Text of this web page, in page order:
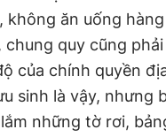
không ăn uống
chung quy cũng
của chính quyền
sinh là vậy,
những tờ rơi,